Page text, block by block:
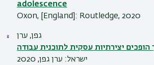
adolescence
Oxon, [England]: Routledge, 2020
גפן, ערן
הופכים יצירתיות עסקית לתוכנית עבודה
ישראל: ערן גפן, 2020